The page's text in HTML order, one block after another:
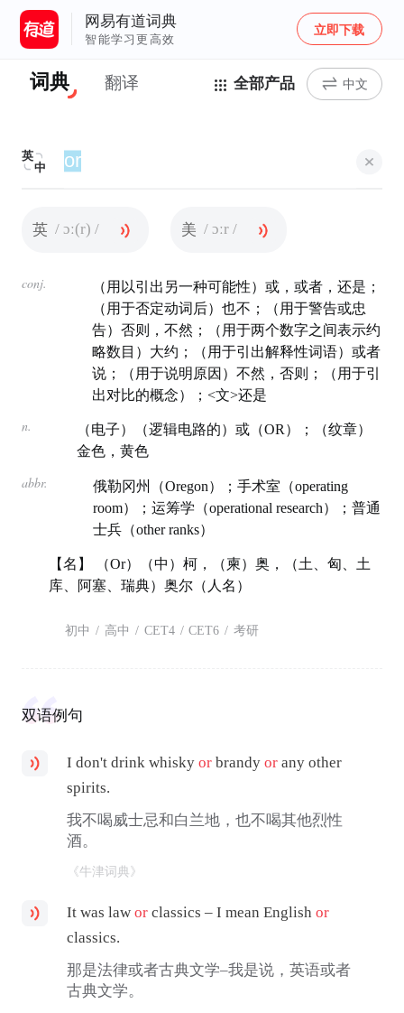
网易有道词典
智能学习更高效
立即下载
词典 翻译 全部产品 中文
英
中
英 / ɔː(r) / 美 / ɔːr /
conj.
（用以引出另一种可能性）或，或者，还是；
（用于否定动词后）也不；（用于警告或忠
告）否则，不然；（用于两个数字之间表示约
略数目）大约；（用于引出解释性词语）或者
说；（用于说明原因）不然，否则；（用于引
出对比的概念）；<文>还是
n.
（电子）（逻辑电路的）或（OR）；（纹章）
金色，黄色
abbr.
俄勒冈州（Oregon）；手术室（operating
room）；运筹学（operational research）；普通
士兵（other ranks）
【名】 （Or）（中）柯，（柬）奥，（土、匈、土
库、阿塞、瑞典）奥尔（人名）
初中 / 高中 / CET4 / CET6 / 考研
双语例句
I don't drink whiskyor brandyor any other
spirits.
我不喝威士忌和白兰地，也不喝其他烈性
酒。
《牛津词典》
It was lawor classics – I mean Englishor
classics.
那是法律或者古典文学–我是说，英语或者
古典文学。